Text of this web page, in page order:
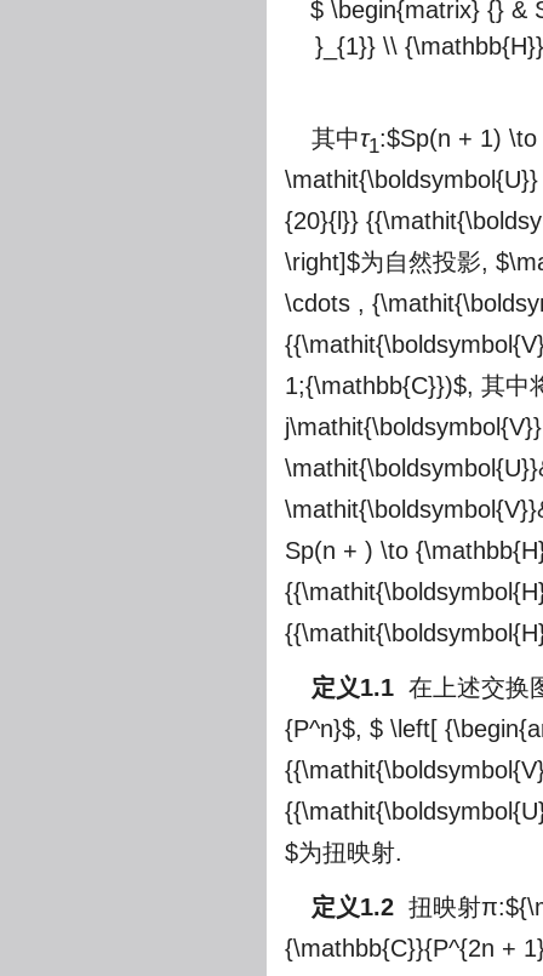
$ \begin{matrix} {} &
}_{1}} \\
其中τ1:$Sp(n + 1)
{20}{l}}
\right]$为自然投影,
\cdots ,
1;{\mathbb{C}})$, 其中
Sp(n + ) \to
定义1.1 在上述交换
{P^n}$, $ \left[
$为扭映射.
定义1.2 扭映射π:
{\mathbb{C}}{P^{2n +